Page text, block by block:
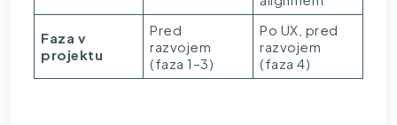
Faza v
projektu
Pred
razvojem
(faza 1–3)
Po UX, pred
razvojem
(faza 4)